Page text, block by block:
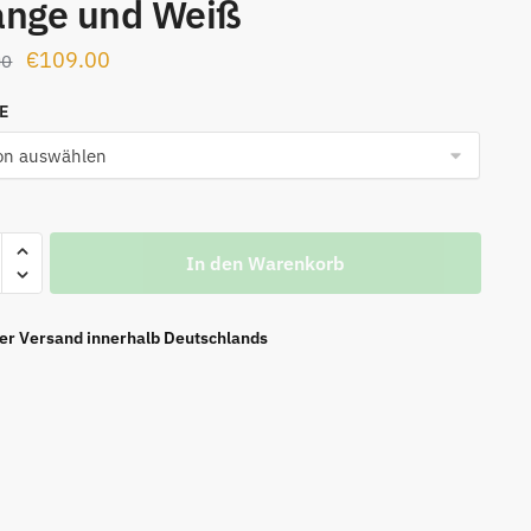
und Weiß
Ursprünglicher
war:
€149.00
€109.00
ist:
In den Warenkorb
Versand innerhalb Deutschlands